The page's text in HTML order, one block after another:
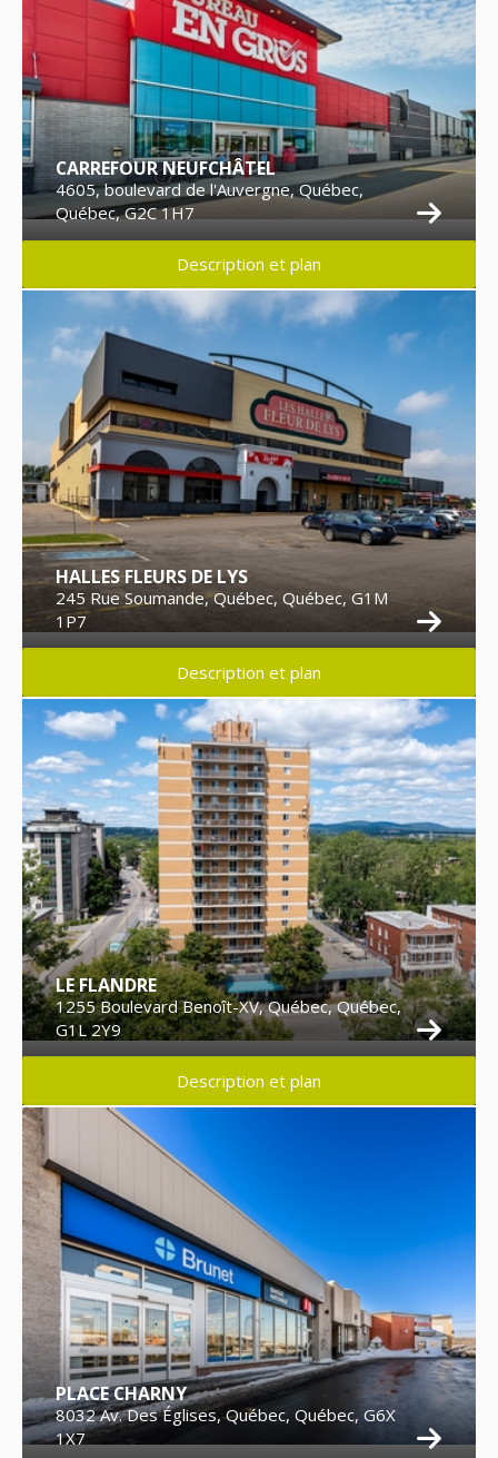
CARREFOUR NEUFCHÂTEL
4605, boulevard de l'Auvergne, Québec,
Québec, G2C 1H7
Description et plan
HALLES FLEURS DE LYS
245 Rue Soumande, Québec, Québec, G1M
1P7
Description et plan
LE FLANDRE
1255 Boulevard Benoît-XV, Québec, Québec,
G1L 2Y9
Description et plan
PLACE CHARNY
8032 Av. Des Églises, Québec, Québec, G6X
1X7